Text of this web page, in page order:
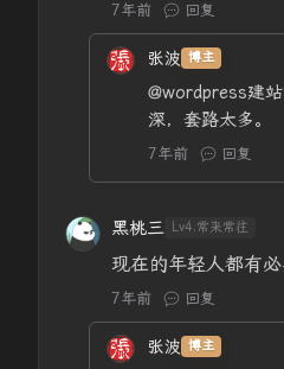
7年前 回复
张波 博主
@wordpress建
深，套路太多。
7年前 回复
黑桃三 Lv4.常来常往
现在的年轻人都有必
7年前 回复
张波 博主